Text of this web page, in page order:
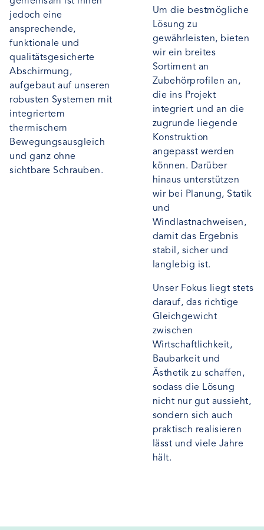
jedoch eine
ansprechende,
funktionale und
qualitätsgesicherte
Abschirmung,
aufgebaut auf unseren
robusten Systemen mit
integriertem
thermischem
Bewegungsausgleich
und ganz ohne
sichtbare Schrauben.
Um die bestmögliche
Lösung zu
gewährleisten, bieten
wir ein breites
Sortiment an
Zubehörprofilen an,
die ins Projekt
integriert und an die
zugrunde liegende
Konstruktion
angepasst werden
können. Darüber
hinaus unterstützen
wir bei Planung, Statik
und
Windlastnachweisen,
damit das Ergebnis
stabil, sicher und
langlebig ist.
Unser Fokus liegt stets
darauf, das richtige
Gleichgewicht
zwischen
Wirtschaftlichkeit,
Baubarkeit und
Ästhetik zu schaffen,
sodass die Lösung
nicht nur gut aussieht,
sondern sich auch
praktisch realisieren
lässt und viele Jahre
hält.